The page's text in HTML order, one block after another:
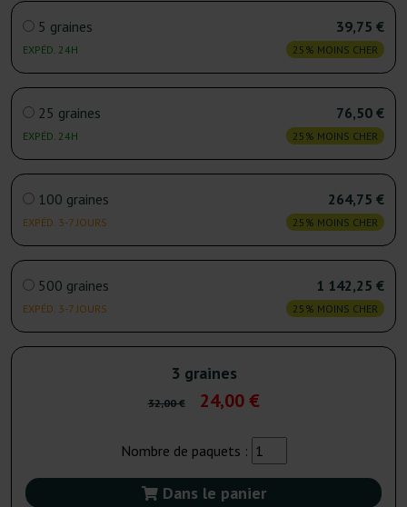
5 graines
EXPÉD. 24H
39,75 €
25% MOINS CHER
25 graines
EXPÉD. 24H
76,50 €
25% MOINS CHER
100 graines
EXPÉD. 3-7 JOURS
264,75 €
25% MOINS CHER
500 graines
EXPÉD. 3-7 JOURS
1 142,25 €
25% MOINS CHER
3 graines
32,00 € 24,00 €
Nombre de paquets :
Dans le panier